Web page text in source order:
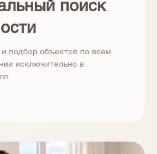
поиск
подбор объектов по всем
исключительно в